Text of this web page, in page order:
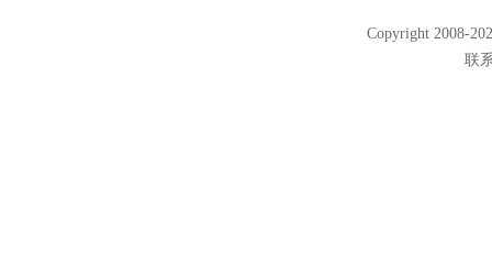
Copyright 2008-
联